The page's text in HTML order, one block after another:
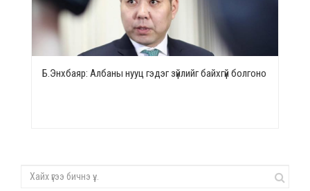
Б.Энхбаяр: Албаны нууц гэдэг зүйлийг байхгүй болгоно